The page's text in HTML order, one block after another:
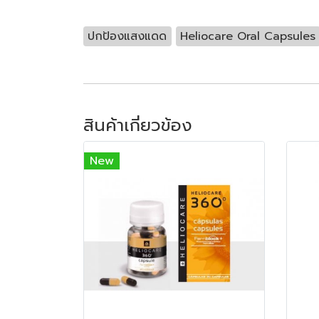
ปกป้องแสงแดด Heliocare Oral Capsules
สินค้าเกี่ยวข้อง
New